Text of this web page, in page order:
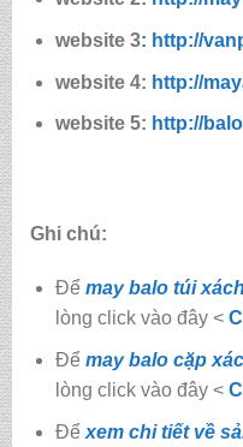
website 3: http://
website 4: http://
website 5: http://
Ghi chú:
Để may balo túi
lòng click vào đây <
Để may balo cặp
lòng click vào đây <
Để xem chi tiết về